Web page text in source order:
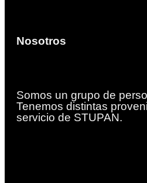
Nosotros
Somos un grupo de
Tenemos distintas
servicio de STUPAN.